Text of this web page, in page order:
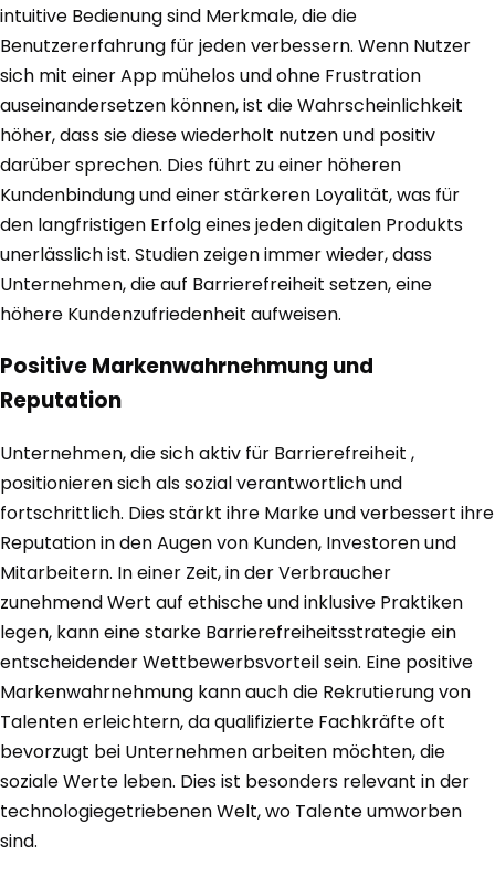
intuitive Bedienung sind Merkmale, die die
Benutzererfahrung für jeden verbessern. Wenn Nutzer
sich mit einer App mühelos und ohne Frustration
auseinandersetzen können, ist die Wahrscheinlichkeit
höher, dass sie diese wiederholt nutzen und positiv
darüber sprechen. Dies führt zu einer höheren
Kundenbindung und einer stärkeren Loyalität, was für
den langfristigen Erfolg eines jeden digitalen Produkts
unerlässlich ist. Studien zeigen immer wieder, dass
Unternehmen, die auf Barrierefreiheit setzen, eine
höhere Kundenzufriedenheit aufweisen.
Positive Markenwahrnehmung und
Reputation
Unternehmen, die sich aktiv für Barrierefreiheit ,
positionieren sich als sozial verantwortlich und
fortschrittlich. Dies stärkt ihre Marke und verbessert ihre
Reputation in den Augen von Kunden, Investoren und
Mitarbeitern. In einer Zeit, in der Verbraucher
zunehmend Wert auf ethische und inklusive Praktiken
legen, kann eine starke Barrierefreiheitsstrategie ein
entscheidender Wettbewerbsvorteil sein. Eine positive
Markenwahrnehmung kann auch die Rekrutierung von
Talenten erleichtern, da qualifizierte Fachkräfte oft
bevorzugt bei Unternehmen arbeiten möchten, die
soziale Werte leben. Dies ist besonders relevant in der
technologiegetriebenen Welt, wo Talente umworben
sind.